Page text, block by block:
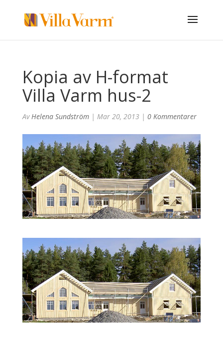
Kopia av H-format
Villa Varm hus-2
AvHelena Sundström| Mar 20, 2013| 0 Kommentarer